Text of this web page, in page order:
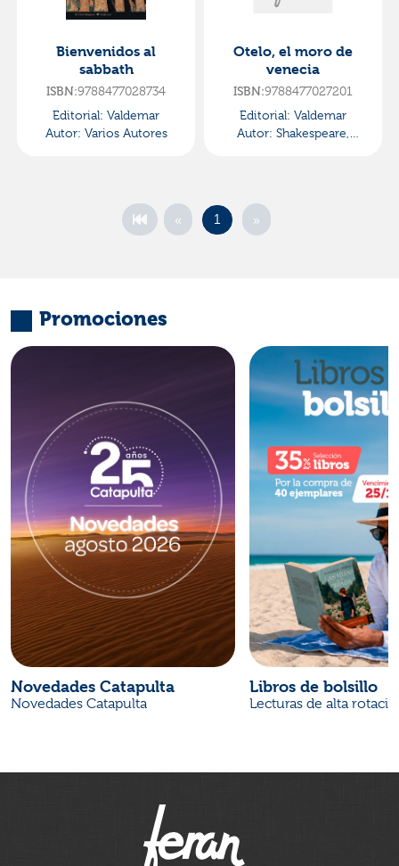
Bienvenidos al
sabbath
ISBN:9788477028734
Editorial: Valdemar
Autor: Varios Autores
Otelo, el moro de
venecia
ISBN:9788477027201
Editorial: Valdemar
Autor: Shakespeare,
« 1 »
Promociones
Novedades Catapulta
Novedades Catapulta
Libros de bolsillo
Lecturas de alta